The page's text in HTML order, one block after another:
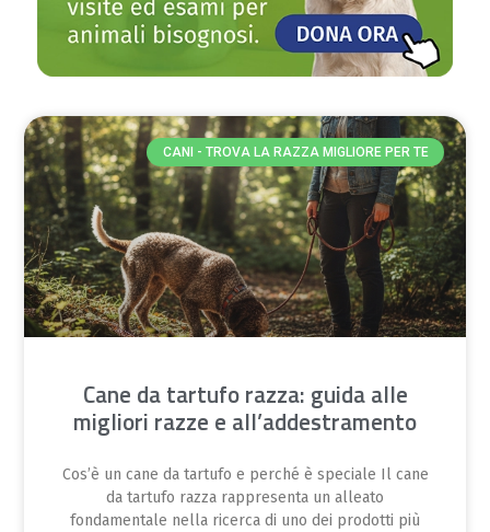
CANI - TROVA LA RAZZA MIGLIORE PER TE
Cane da tartufo razza: guida alle
migliori razze e all’addestramento
Cos’è un cane da tartufo e perché è speciale Il cane
da tartufo razza rappresenta un alleato
fondamentale nella ricerca di uno dei prodotti più